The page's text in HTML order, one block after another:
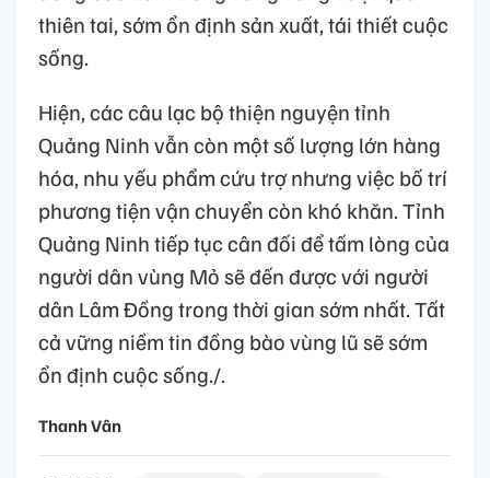
thiên tai, sớm ổn định sản xuất, tái thiết cuộc
sống.
Hiện, các câu lạc bộ thiện nguyện tỉnh
Quảng Ninh vẫn còn một số lượng lớn hàng
hóa, nhu yếu phẩm cứu trợ nhưng việc bố trí
phương tiện vận chuyển còn khó khăn. Tỉnh
Quảng Ninh tiếp tục cân đối để tấm lòng của
người dân vùng Mỏ sẽ đến được với người
dân Lâm Đồng trong thời gian sớm nhất. Tất
cả vững niềm tin đồng bào vùng lũ sẽ sớm
ổn định cuộc sống./.
Thanh Vân